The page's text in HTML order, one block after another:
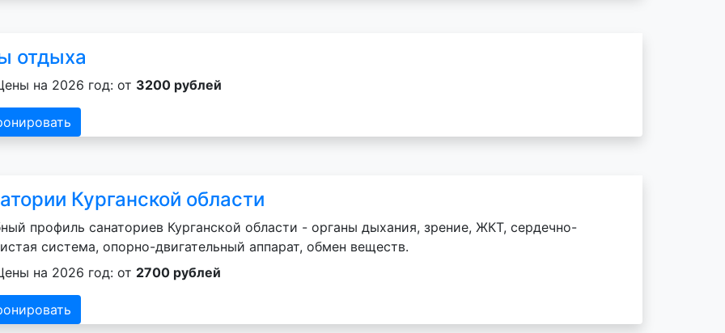
отдыха
на 2026 год: от 3200 рублей
Курганской области
профиль санаториев Курганской области - органы дыхания, зрение, ЖКТ, сердечно-
система, опорно-двигательный аппарат, обмен веществ.
на 2026 год: от 2700 рублей